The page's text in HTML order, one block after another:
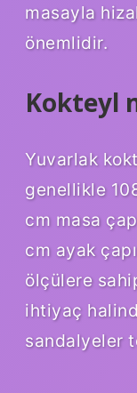
masayla
önemlidir.
Kokteyl
Yuvarlak
genellikle
cm masa
cm ayak
ölçülere
ihtiyaç
sandalyeler